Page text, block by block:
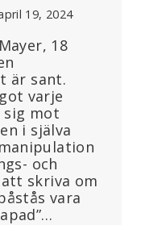
19, 2024
18
är sant.
varje
sig mot
i själva
och
skriva om
vara